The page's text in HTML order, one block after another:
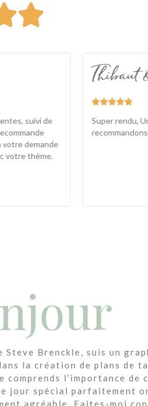

suivi de
votre demande
votre thème.
Thibaut

Super rendu,
Steve Brenckle, suis un
la création de plans de
comprends l’importance de
jour spécial parfaitement